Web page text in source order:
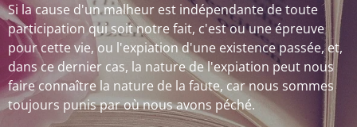
Si la cause d'un malheur est indépendante de toute
participation qui soit notre fait, c'est ou une épreuve
pour cette vie, ou l'expiation d'une existence passée, et,
dans ce dernier cas, la nature de l'expiation peut nous
faire connaître la nature de la faute, car nous sommes
toujours punis par où nous avons péché.